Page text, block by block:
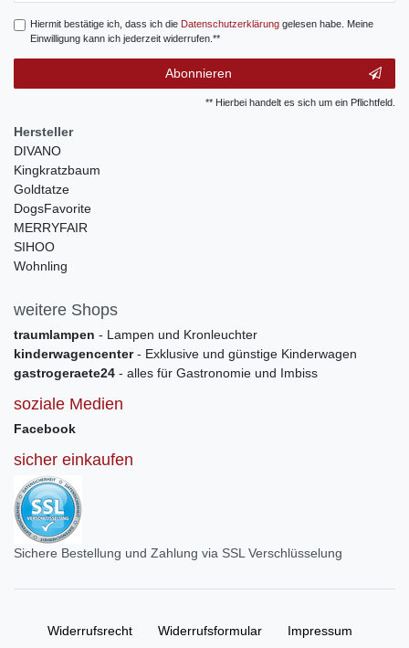
Hiermit bestätige ich, dass ich die Daten­schutz­erklärunggelesen habe. Meine
Einwilligung kann ich jederzeit widerrufen.**
Abonnieren
** Hierbei handelt es sich um ein Pflichtfeld.
Hersteller
DIVANO
Kingkratzbaum
Goldtatze
DogsFavorite
MERRYFAIR
SIHOO
Wohnling
weitere Shops
traumlampen - Lampen und Kronleuchter
kinderwagencenter- Exklusive und günstige Kinderwagen
gastrogeraete24 - alles für Gastronomie und Imbiss
soziale Medien
Facebook
sicher einkaufen
Sichere Bestellung und Zahlung via SSL Verschlüsselung
Widerrufs­recht Widerrufs­formular Impressum